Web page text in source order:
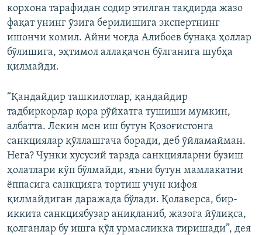
корхона тарафидан содир этилган тақдирда жазо
фақат унинг ўзига берилишига экспертнинг
ишончи комил. Айни чоғда Алибоев бунақа ҳоллар
бўлишига, эҳтимол аллақачон бўлганига шубҳа
қилмайди.
“Қандайдир ташкилотлар, қандайдир
тадбиркорлар қора рўйхатга тушиши мумкин,
албатта. Лекин мен иш бутун Қозоғистонга
санкциялар қўллашгача боради, деб ўйламайман.
Нега? Чунки хусусий тарзда санкцияларни бузиш
ҳолатлари кўп бўлмайди, яъни бутун мамлакатни
ёппасига санкцияга тортиш учун кифоя
қилмайдиган даражада бўлади. Қолаверса, бир-
иккита санкциябузар аниқланиб, жазога йўлиқса,
қолганлар бу ишга қўл урмасликка тиришади”, дея